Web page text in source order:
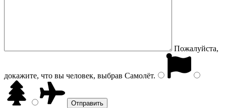
Пожалуйста,
докажите, что вы человек, выбрав Самолёт.